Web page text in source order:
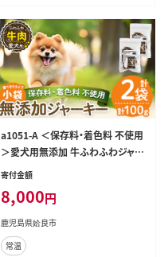
a1051-A ＜保存料・着色料 不使用
＞愛犬用無添加 牛ふわふわジャー
キー2袋(1袋50g・合計100g)【Nフー
ドッグ ペット フード エサ おやつ ご
はん 間食 ご褒美 ペット関係
寄付金額
8,000円
鹿児島県姶良市
常温